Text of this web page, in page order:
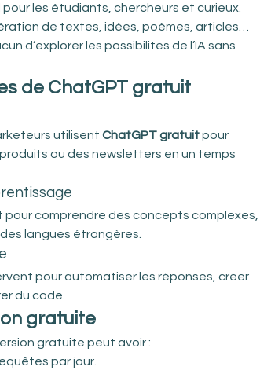
pour les étudiants, chercheurs et curieux.
de textes, idées, poèmes, articles…
d’explorer les possibilités de l’IA sans
de ChatGPT gratuit
utilisent ChatGPT gratuit pour
ou des newsletters en un temps
pour comprendre des concepts complexes,
langues étrangères.
pour automatiser les réponses, créer
du code.
gratuite
gratuite peut avoir :
par jour.